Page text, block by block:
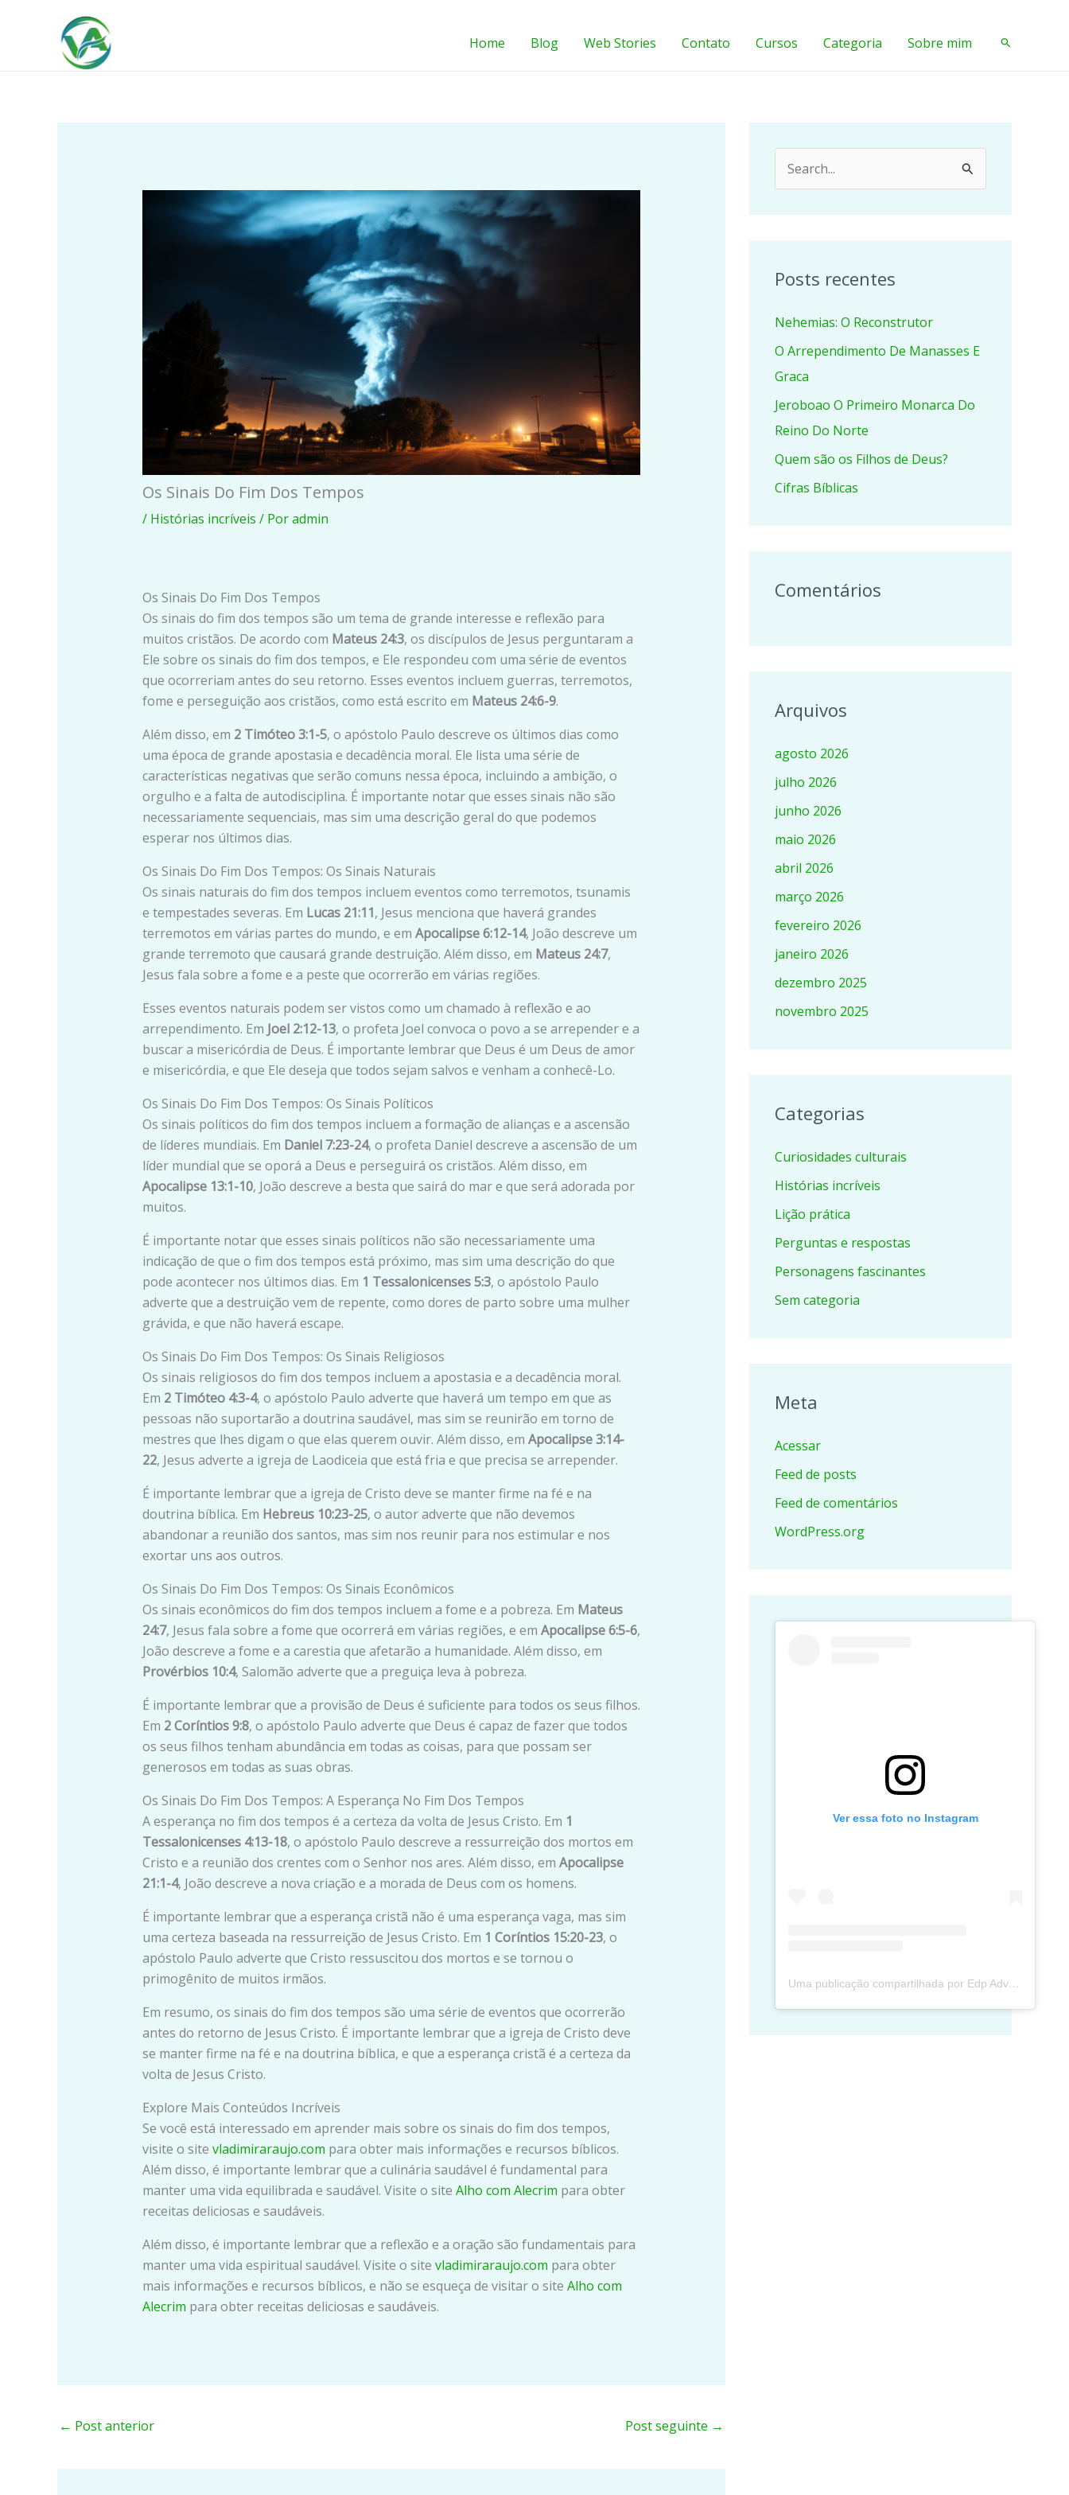
Home Blog Web Stories Contato Cursos Categoria Sobre mim Pesquisar
Os Sinais Do Fim Dos Tempos
/ Histórias incríveis / Poradmin
Os Sinais Do Fim Dos Tempos
Os sinais do fim dos tempos são um tema de grande interesse e reflexão para
muitos cristãos. De acordo com Mateus 24:3, os discípulos de Jesus perguntaram a
Ele sobre os sinais do fim dos tempos, e Ele respondeu com uma série de eventos
que ocorreriam antes do seu retorno. Esses eventos incluem guerras, terremotos,
fome e perseguição aos cristãos, como está escrito em Mateus 24:6-9.
Além disso, em 2 Timóteo 3:1-5, o apóstolo Paulo descreve os últimos dias como
uma época de grande apostasia e decadência moral. Ele lista uma série de
características negativas que serão comuns nessa época, incluindo a ambição, o
orgulho e a falta de autodisciplina. É importante notar que esses sinais não são
necessariamente sequenciais, mas sim uma descrição geral do que podemos
esperar nos últimos dias.
Os Sinais Do Fim Dos Tempos: Os Sinais Naturais
Os sinais naturais do fim dos tempos incluem eventos como terremotos, tsunamis
e tempestades severas. Em Lucas 21:11, Jesus menciona que haverá grandes
terremotos em várias partes do mundo, e em Apocalipse 6:12-14, João descreve um
grande terremoto que causará grande destruição. Além disso, em Mateus 24:7,
Jesus fala sobre a fome e a peste que ocorrerão em várias regiões.
Esses eventos naturais podem ser vistos como um chamado à reflexão e ao
arrependimento. Em Joel 2:12-13, o profeta Joel convoca o povo a se arrepender e a
buscar a misericórdia de Deus. É importante lembrar que Deus é um Deus de amor
e misericórdia, e que Ele deseja que todos sejam salvos e venham a conhecê-Lo.
Os Sinais Do Fim Dos Tempos: Os Sinais Políticos
Os sinais políticos do fim dos tempos incluem a formação de alianças e a ascensão
de líderes mundiais. Em Daniel 7:23-24, o profeta Daniel descreve a ascensão de um
líder mundial que se oporá a Deus e perseguirá os cristãos. Além disso, em
Apocalipse 13:1-10, João descreve a besta que sairá do mar e que será adorada por
muitos.
É importante notar que esses sinais políticos não são necessariamente uma
indicação de que o fim dos tempos está próximo, mas sim uma descrição do que
pode acontecer nos últimos dias. Em 1 Tessalonicenses 5:3, o apóstolo Paulo
adverte que a destruição vem de repente, como dores de parto sobre uma mulher
grávida, e que não haverá escape.
Os Sinais Do Fim Dos Tempos: Os Sinais Religiosos
Os sinais religiosos do fim dos tempos incluem a apostasia e a decadência moral.
Em 2 Timóteo 4:3-4, o apóstolo Paulo adverte que haverá um tempo em que as
pessoas não suportarão a doutrina saudável, mas sim se reunirão em torno de
mestres que lhes digam o que elas querem ouvir. Além disso, em Apocalipse 3:14-
22, Jesus adverte a igreja de Laodiceia que está fria e que precisa se arrepender.
É importante lembrar que a igreja de Cristo deve se manter firme na fé e na
doutrina bíblica. Em Hebreus 10:23-25, o autor adverte que não devemos
abandonar a reunião dos santos, mas sim nos reunir para nos estimular e nos
exortar uns aos outros.
Os Sinais Do Fim Dos Tempos: Os Sinais Econômicos
Os sinais econômicos do fim dos tempos incluem a fome e a pobreza. Em Mateus
24:7, Jesus fala sobre a fome que ocorrerá em várias regiões, e em Apocalipse 6:5-6,
João descreve a fome e a carestia que afetarão a humanidade. Além disso, em
Provérbios 10:4, Salomão adverte que a preguiça leva à pobreza.
É importante lembrar que a provisão de Deus é suficiente para todos os seus filhos.
Em 2 Coríntios 9:8, o apóstolo Paulo adverte que Deus é capaz de fazer que todos
os seus filhos tenham abundância em todas as coisas, para que possam ser
generosos em todas as suas obras.
Os Sinais Do Fim Dos Tempos: A Esperança No Fim Dos Tempos
A esperança no fim dos tempos é a certeza da volta de Jesus Cristo. Em 1
Tessalonicenses 4:13-18, o apóstolo Paulo descreve a ressurreição dos mortos em
Cristo e a reunião dos crentes com o Senhor nos ares. Além disso, em Apocalipse
21:1-4, João descreve a nova criação e a morada de Deus com os homens.
É importante lembrar que a esperança cristã não é uma esperança vaga, mas sim
uma certeza baseada na ressurreição de Jesus Cristo. Em 1 Coríntios 15:20-23, o
apóstolo Paulo adverte que Cristo ressuscitou dos mortos e se tornou o
primogênito de muitos irmãos.
Em resumo, os sinais do fim dos tempos são uma série de eventos que ocorrerão
antes do retorno de Jesus Cristo. É importante lembrar que a igreja de Cristo deve
se manter firme na fé e na doutrina bíblica, e que a esperança cristã é a certeza da
volta de Jesus Cristo.
Explore Mais Conteúdos Incríveis
Se você está interessado em aprender mais sobre os sinais do fim dos tempos,
visite o site vladimiraraujo.com para obter mais informações e recursos bíblicos.
Além disso, é importante lembrar que a culinária saudável é fundamental para
manter uma vida equilibrada e saudável. Visite o site Alho com Alecrim para obter
receitas deliciosas e saudáveis.
Além disso, é importante lembrar que a reflexão e a oração são fundamentais para
manter uma vida espiritual saudável. Visite o site vladimiraraujo.com para obter
mais informações e recursos bíblicos, e não se esqueça de visitar o site Alho com
Alecrim para obter receitas deliciosas e saudáveis.
← Post anterior Post seguinte →
u
s
a
r
p
o
r
Posts recentes
Nehemias: O Reconstrutor
O Arrependimento De Manasses E
Graca
Jeroboao O Primeiro Monarca Do
Reino Do Norte
Quem são os Filhos de Deus?
Cifras Bíblicas
Comentários
Arquivos
agosto 2026
julho 2026
junho 2026
maio 2026
abril 2026
março 2026
fevereiro 2026
janeiro 2026
dezembro 2025
novembro 2025
Categorias
Curiosidades culturais
Histórias incríveis
Lição prática
Perguntas e respostas
Personagens fascinantes
Sem categoria
Meta
Acessar
Feed de posts
Feed de comentários
WordPress.org
Ver essa foto no Instagram
Uma publicação compartilhada por Edp Advec Posse (@edpadvecposse)